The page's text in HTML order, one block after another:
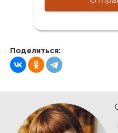
Поделиться: